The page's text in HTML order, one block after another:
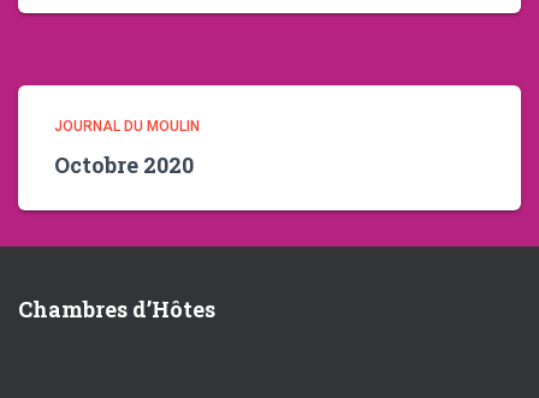
JOURNAL DU MOULIN
Octobre 2020
Chambres d’Hôtes